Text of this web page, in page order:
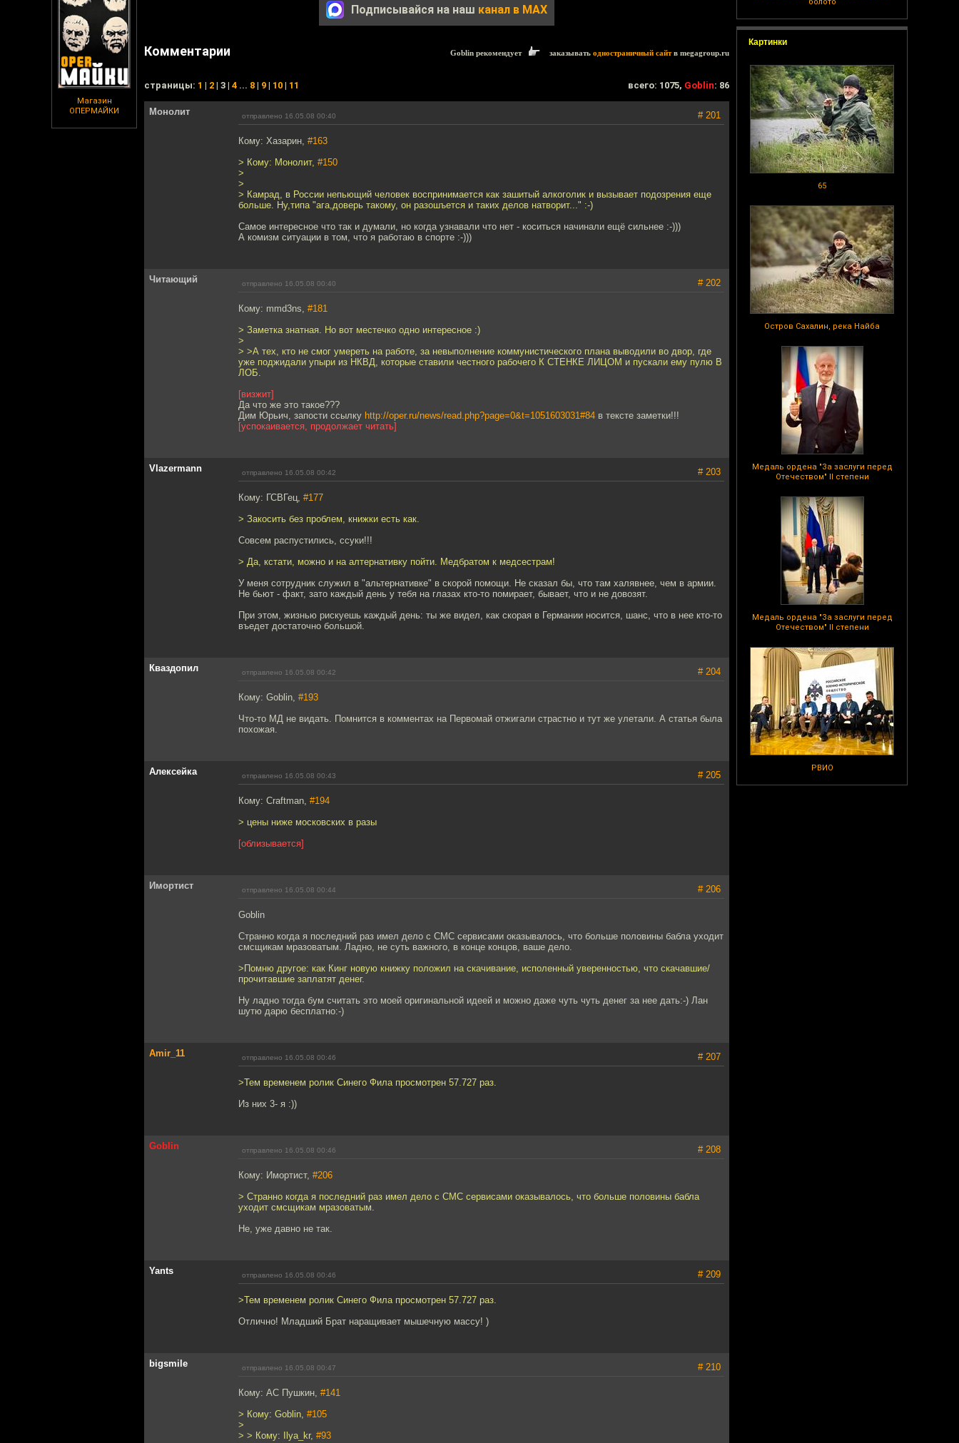
Магазин
ОПЕРМАЙКИ
Картинки
65
Остров Сахалин, река Найба
Медаль ордена "За заслуги перед
Отечеством" II степени
Медаль ордена "За заслуги перед
Отечеством" II степени
РВИО
Подписывайся на наш канал в MAX
Комментарии Goblin рекомендует заказывать одностраничный сайтв megagroup.ru
cтраницы: 1 | 2 | 3 | 4 ... 8 | 9 | 10 | 11 всего: 1075, Goblin: 86
Монолит отправлено 16.05.08 00:40 # 201
Кому: Хазарин, #163
> Кому: Монолит, #150
>
>
> Камрад, в России непьющий человек воспринимается как зашитый алкоголик и вызывает подозрения еще
больше. Ну,типа "ага,доверь такому, он разошъется и таких делов натворит..." :-)
Самое интересное что так и думали, но когда узнавали что нет - коситься начинали ещё сильнее :-)))
А комизм ситуации в том, что я работаю в спорте :-)))
Читающий отправлено 16.05.08 00:40 # 202
Кому: mmd3ns, #181
> Заметка знатная. Но вот местечко одно интересное :)
>
> >А тех, кто не смог умереть на работе, за невыполнение коммунистического плана выводили во двор, где
уже поджидали упыри из НКВД, которые ставили честного рабочего К СТЕНКЕ ЛИЦОМ и пускали ему пулю В
ЛОБ.
[визжит]
Да что же это такое???
Дим Юрьич, запости ссылку http://oper.ru/news/read.php?page=0&t=1051603031#84 в тексте заметки!!!
[успокаивается, продолжает читать]
Vlazermann отправлено 16.05.08 00:42 # 203
Кому: ГСВГец, #177
> Закосить без проблем, книжки есть как.
Совсем распустились, ссуки!!!
> Да, кстати, можно и на алтернативку пойти. Медбратом к медсестрам!
У меня сотрудник служил в "альтернативке" в скорой помощи. Не сказал бы, что там халявнее, чем в армии.
Не бьют - факт, зато каждый день у тебя на глазах кто-то помирает, бывает, что и не довозят.
При этом, жизнью рискуешь каждый день: ты же видел, как скорая в Германии носится, шанс, что в нее кто-то
въедет достаточно большой.
Кваздопил отправлено 16.05.08 00:42 # 204
Кому: Goblin, #193
Что-то МД не видать. Помнится в комментах на Первомай отжигали страстно и тут же улетали. А статья была
похожая.
Алексейка отправлено 16.05.08 00:43 # 205
Кому: Craftman, #194
> цены ниже московских в разы
[облизывается]
Имортист отправлено 16.05.08 00:44 # 206
Goblin
Странно когда я последний раз имел дело с СМС сервисами оказывалось, что больше половины бабла уходит
смсщикам мразоватым. Ладно, не суть важного, в конце концов, ваше дело.
>Помню другое: как Кинг новую книжку положил на скачивание, исполенный уверенностью, что скачавшие/
прочитавшие заплатят денег.
Ну ладно тогда бум считать это моей оригинальной идеей и можно даже чуть чуть денег за нее дать:-) Лан
шутю дарю бесплатно:-)
Amir_11 отправлено 16.05.08 00:46 # 207
>Тем временем ролик Синего Фила просмотрен 57.727 раз.
Из них 3- я :))
Goblin отправлено 16.05.08 00:46 # 208
Кому: Имортист, #206
> Странно когда я последний раз имел дело с СМС сервисами оказывалось, что больше половины бабла
уходит смсщикам мразоватым.
Не, уже давно не так.
Yants отправлено 16.05.08 00:46 # 209
>Тем временем ролик Синего Фила просмотрен 57.727 раз.
Отлично! Младший Брат наращивает мышечную массу! )
bigsmile отправлено 16.05.08 00:47 # 210
Кому: АС Пушкин, #141
> Кому: Goblin, #105
>
> > Кому: Ilya_kr, #93